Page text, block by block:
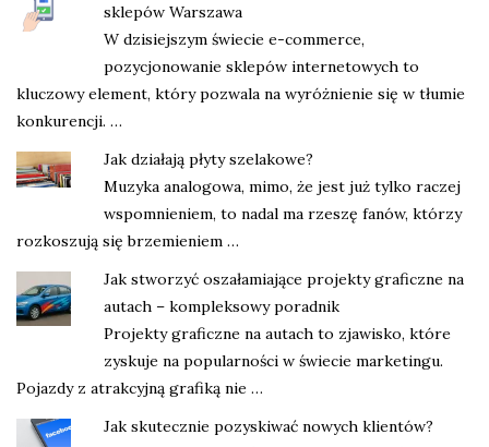
sklepów Warszawa
W dzisiejszym świecie e-commerce,
pozycjonowanie sklepów internetowych to
kluczowy element, który pozwala na wyróżnienie się w tłumie
konkurencji. …
Jak działają płyty szelakowe?
Muzyka analogowa, mimo, że jest już tylko raczej
wspomnieniem, to nadal ma rzeszę fanów, którzy
rozkoszują się brzemieniem …
Jak stworzyć oszałamiające projekty graficzne na
autach – kompleksowy poradnik
Projekty graficzne na autach to zjawisko, które
zyskuje na popularności w świecie marketingu.
Pojazdy z atrakcyjną grafiką nie …
Jak skutecznie pozyskiwać nowych klientów?